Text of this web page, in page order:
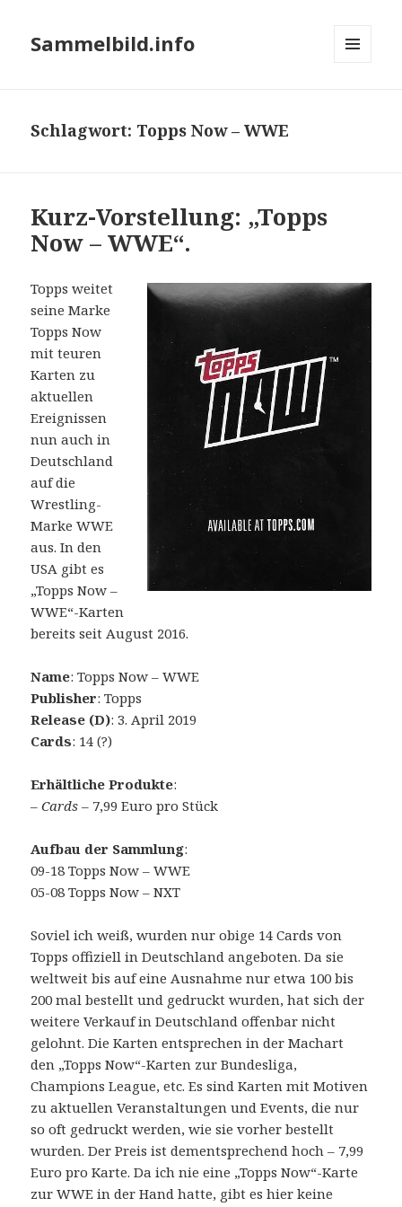
Sammelbild.info
Schlagwort: Topps Now – WWE
Kurz-Vorstellung: „Topps
Now – WWE“.
Topps weitet
seine Marke
Topps Now
mit teuren
Karten zu
aktuellen
Ereignissen
nun auch in
Deutschland
auf die
Wrestling-
Marke WWE
aus. In den
USA gibt es
„Topps Now –
WWE“-Karten
bereits seit August 2016.
Name: Topps Now – WWE
Publisher: Topps
Release (D): 3. April 2019
Cards: 14 (?)
Erhältliche Produkte:
–Cards – 7,99 Euro pro Stück
Aufbau der Sammlung:
09-18 Topps Now – WWE
05-08 Topps Now – NXT
Soviel ich weiß, wurden nur obige 14 Cards von
Topps offiziell in Deutschland angeboten. Da sie
weltweit bis auf eine Ausnahme nur etwa 100 bis
200 mal bestellt und gedruckt wurden, hat sich der
weitere Verkauf in Deutschland offenbar nicht
gelohnt. Die Karten entsprechen in der Machart
den „Topps Now“-Karten zur Bundesliga,
Champions League, etc. Es sind Karten mit Motiven
zu aktuellen Veranstaltungen und Events, die nur
so oft gedruckt werden, wie sie vorher bestellt
wurden. Der Preis ist dementsprechend hoch – 7,99
Euro pro Karte. Da ich nie eine „Topps Now“-Karte
zur WWE in der Hand hatte, gibt es hier keine